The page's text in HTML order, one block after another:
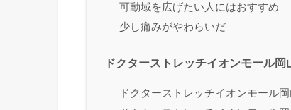
可動域を広げたい人にはおすすめ
少し痛みがやわらいだ
ドクターストレッチイオンモール
ドクターストレッチイオンモール